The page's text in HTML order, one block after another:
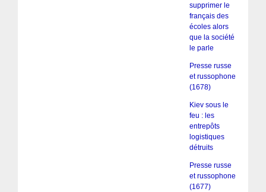
supprimer le
français des
écoles alors
que la société
le parle
Presse russe
et russophone
(1678)
Kiev sous le
feu : les
entrepôts
logistiques
détruits
Presse russe
et russophone
(1677)